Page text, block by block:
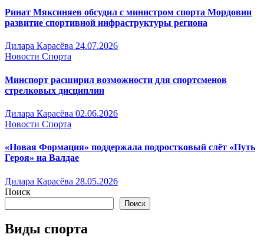
Ринат Мяксиняев обсудил с министром спорта Мордовии
развитие спортивной инфраструктуры региона
Дилара Карасёва 24.07.2026
Новости Спорта
Минспорт расширил возможности для спортсменов
стрелковых дисциплин
Дилара Карасёва 02.06.2026
Новости Спорта
«Новая Формация» поддержала подростковый слёт «Путь
Героя» на Валдае
Дилара Карасёва 28.05.2026
Поиск
Поиск
Виды спорта